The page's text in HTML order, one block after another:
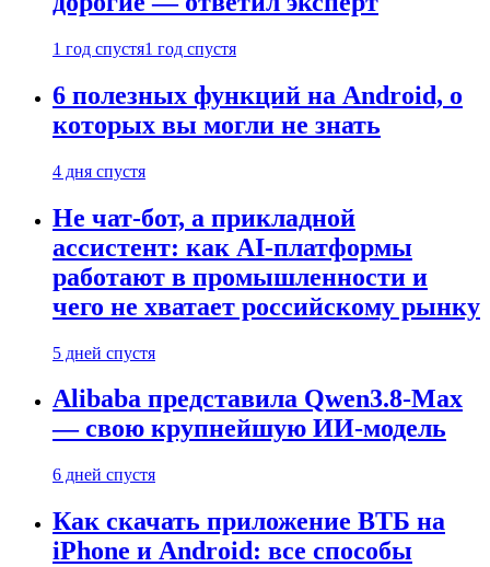
1 год спустя1 год спустя
6 полезных функций на Android, о
которых вы могли не знать
4 дня спустя
Не чат-бот, а прикладной
ассистент: как AI-платформы
работают в промышленности и
чего не хватает российскому рынку
5 дней спустя
Alibaba представила Qwen3.8-Max
— свою крупнейшую ИИ-модель
6 дней спустя
Как скачать приложение ВТБ на
iPhone и Android: все способы